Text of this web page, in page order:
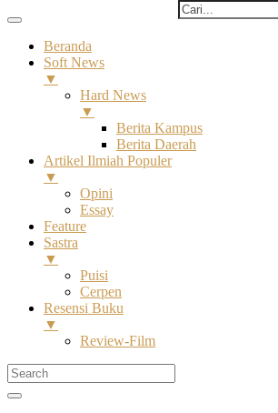
Beranda
Soft News
▼
Hard News
▼
Berita Kampus
Berita Daerah
Artikel Ilmiah Populer
▼
Opini
Essay
Feature
Sastra
▼
Puisi
Cerpen
Resensi Buku
▼
Review-Film